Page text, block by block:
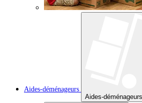
Aides-déménageurs
Aides-déménageurs